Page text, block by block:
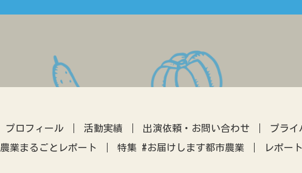
アローカナ 造園
プロフィール 活動実績 出演依頼・お問い合わせ
プライ
農業まるごとレポート
特集 #お届けします都市農業 レポー